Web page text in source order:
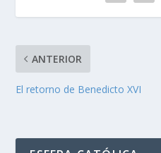
ANTERIOR
El retorno de Benedicto XVI